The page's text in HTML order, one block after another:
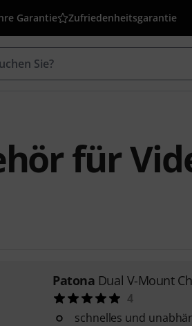
Garantie Zufriedenheitsgarantie
für
Patona Dual V-Mount
4
schnelles und